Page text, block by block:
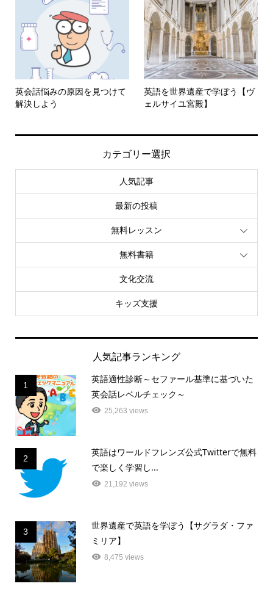
英会話悩みの原因を見つけて
解決しよう
英語を世界遺産で学ぼう【ヴ
ェルサイユ宮殿】
カテゴリー選択
人気記事
最新の投稿
無料レッスン
無料書籍
文化交流
キッズ支援
人気記事ランキング
1
英語適性診断～セファール基準に基づいた
英会話レベルチェック～
25,263 views
2
英語はワールドフレンズ公式Twitterで無料
で楽しく学習し...
21,192 views
3
世界遺産で英語を学ぼう【サグラダ・ファ
ミリア】
8,475 views